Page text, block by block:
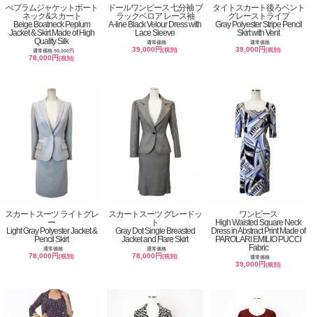
ぺプラムジャケットボート
ネック&スカート
Beige Boatneck Peplum
Jacket & Skirt Made of High
Quality Silk
通常価格 98,000円
78,000円(税別)
ドールワンピース 七分袖 ブ
ラックベロア レース袖
A-line Black Velour Dress with
Lace Sleeve
通常価格
39,000円(税別)
タイトスカート後ろベント
グレーストライプ
Gray Polyester Stripe Pencil
Skirt with Vent
通常価格
39,000円(税別)
スカートスーツ ライトグレ
ー
Light Gray Polyester Jacket &
Pencil Skirt
通常価格
78,000円(税別)
スカートスーツ グレードッ
ト
Gray Dot Single Breasted
Jacket and Flare Skirt
通常価格
78,000円(税別)
ワンピース
High Waisted Square Neck
Dress in Abstract Print Made of
PAROLARI EMILIO PUCCI
Fabric
通常価格
39,000円(税別)